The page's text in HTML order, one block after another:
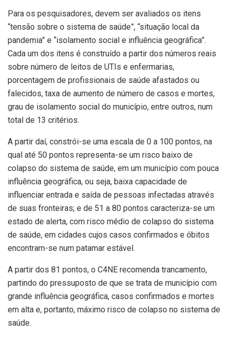
Para os pesquisadores, devem ser avaliados os itens
“tensão sobre o sistema de saúde”, “situação local da
pandemia” e “isolamento social e influência geográfica”.
Cada um dos itens é construído a partir dos números reais
sobre número de leitos de UTIs e enfermarias,
porcentagem de profissionais de saúde afastados ou
falecidos, taxa de aumento de número de casos e mortes,
grau de isolamento social do município, entre outros, num
total de 13 critérios.
A partir daí, constrói-se uma escala de 0 a 100 pontos, na
qual até 50 pontos representa-se um risco baixo de
colapso do sistema de saúde, em um município com pouca
influência geográfica, ou seja, baixa capacidade de
influenciar entrada e saída de pessoas infectadas através
de suas fronteiras; e de 51 a 80 pontos caracteriza-se um
estado de alerta, com risco médio de colapso do sistema
de saúde, em cidades cujos casos confirmados e óbitos
encontram-se num patamar estável.
A partir dos 81 pontos, o C4NE recomenda trancamento,
partindo do pressuposto de que se trata de município com
grande influência geográfica, casos confirmados e mortes
em alta e, portanto, máximo risco de colapso no sistema de
saúde.